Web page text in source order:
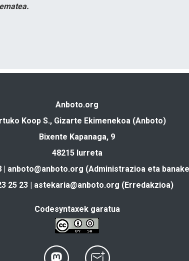
Anboto.org
Koop S., Gizarte Ekimenekoa (Anboto)
Bixente Kapanaga, 9
48215 Iurreta
| anboto@anboto.org (Administrazioa eta
25 23 | astekaria@anboto.org (Erredakzioa)
Codesyntaxek garatua